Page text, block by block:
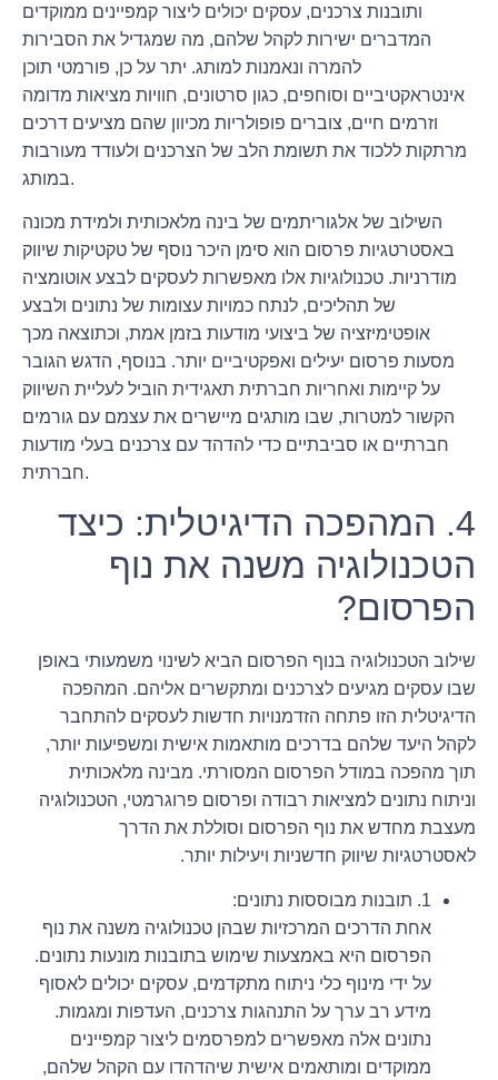
ותובנות צרכנים, עסקים יכולים ליצור קמפיינים ממוקדים
המדברים ישירות לקהל שלהם, מה שמגדיל את הסבירות
להמרה ונאמנות למותג. יתר על כן, פורמטי תוכן
אינטראקטיביים וסוחפים, כגון סרטונים, חוויות מציאות מדומה
וזרמים חיים, צוברים פופולריות מכיוון שהם מציעים דרכים
מרתקות ללכוד את תשומת הלב של הצרכנים ולעודד מעורבות
במותג.
השילוב של אלגוריתמים של בינה מלאכותית ולמידת מכונה
באסטרטגיות פרסום הוא סימן היכר נוסף של טקטיקות שיווק
מודרניות. טכנולוגיות אלו מאפשרות לעסקים לבצע אוטומציה
של תהליכים, לנתח כמויות עצומות של נתונים ולבצע
אופטימיזציה של ביצועי מודעות בזמן אמת, וכתוצאה מכך
מסעות פרסום יעילים ואפקטיביים יותר. בנוסף, הדגש הגובר
על קיימות ואחריות חברתית תאגידית הוביל לעליית השיווק
הקשור למטרות, שבו מותגים מיישרים את עצמם עם גורמים
חברתיים או סביבתיים כדי להדהד עם צרכנים בעלי מודעות
חברתית.
4. המהפכה הדיגיטלית: כיצד
הטכנולוגיה משנה את נוף
הפרסום?
שילוב הטכנולוגיה בנוף הפרסום הביא לשינוי משמעותי באופן
שבו עסקים מגיעים לצרכנים ומתקשרים אליהם. המהפכה
הדיגיטלית הזו פתחה הזדמנויות חדשות לעסקים להתחבר
לקהל היעד שלהם בדרכים מותאמות אישית ומשפיעות יותר,
תוך מהפכה במודל הפרסום המסורתי. מבינה מלאכותית
וניתוח נתונים למציאות רבודה ופרסום פרוגרמטי, הטכנולוגיה
מעצבת מחדש את נוף הפרסום וסוללת את הדרך
לאסטרטגיות שיווק חדשניות ויעילות יותר.
1. תובנות מבוססות נתונים:
אחת הדרכים המרכזיות שבהן טכנולוגיה משנה את נוף
הפרסום היא באמצעות שימוש בתובנות מונעות נתונים.
על ידי מינוף כלי ניתוח מתקדמים, עסקים יכולים לאסוף
מידע רב ערך על התנהגות צרכנים, העדפות ומגמות.
נתונים אלה מאפשרים למפרסמים ליצור קמפיינים
ממוקדים ומותאמים אישית שיהדהדו עם הקהל שלהם,